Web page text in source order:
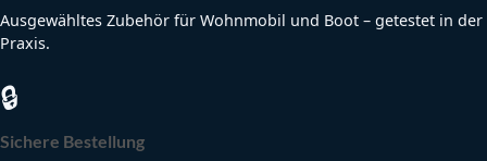
Ausgewähltes Zubehör für Wohnmobil und Boot – getestet in der
Praxis.
🔒
Sichere Bestellung